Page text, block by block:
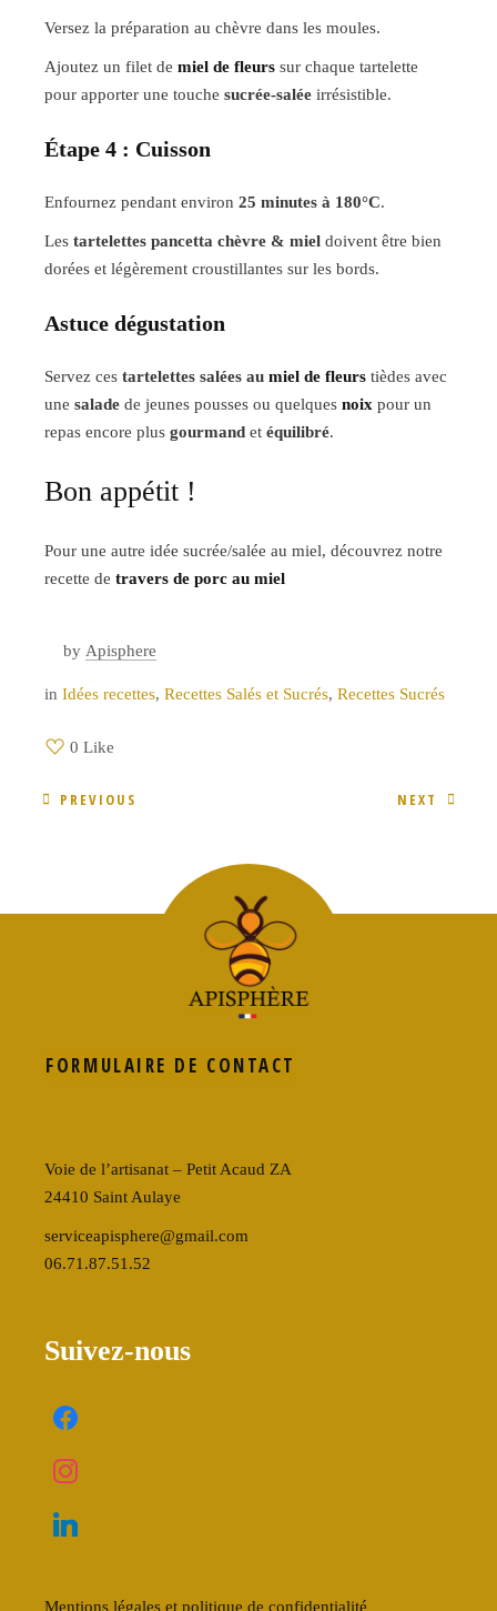
Versez la préparation au chèvre dans les moules.
Ajoutez un filet demiel de fleurs sur chaque tartelette
pour apporter une touchesucrée-salée irrésistible.
Étape 4 : Cuisson
Enfournez pendant environ25 minutes à 180°C.
Lestartelettes pancetta chèvre & miel doivent être bien
dorées et légèrement croustillantes sur les bords.
Astuce dégustation
Servez cestartelettes salées au miel de fleurs tièdes avec
unesalade de jeunes pousses ou quelques noix pour un
repas encore plus gourmand etéquilibré.
Bon appétit !
Pour une autre idée sucrée/salée au miel, découvrez notre
recette detravers de porc au miel
by Apisphere
inIdées recettes,Recettes Salés et Sucrés,Recettes Sucrés
0 Like
PREVIOUS NEXT
FORMULAIRE DE CONTACT
Voie de l’artisanat – Petit Acaud ZA
24410 Saint Aulaye
serviceapisphere@gmail.com
06.71.87.51.52
Suivez-nous
Mentions légales et politique de confidentialité